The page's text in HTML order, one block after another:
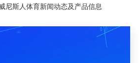
尼斯人体育新闻动态及产品信息